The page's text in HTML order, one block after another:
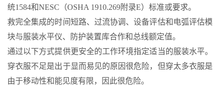
统1584和NESC（OSHA 1910.269附录E）标准或要求。
救完全集成的时间短路、过流协调、设备评估和电弧评估模
块与服装水平仪、防护装置库合作和总线额定值。
通过以下方式提供更安全的工作环境指定适当的服装水平。
穿衣服不足是出于显而易见的原因很危险，但穿太多衣服是
由于移动性和能见度有限，因此很危险。